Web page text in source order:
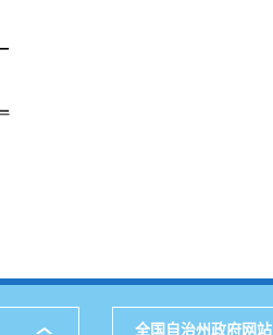
全国自治州政府网站